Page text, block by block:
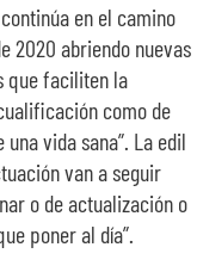
en el camino
2020 abriendo nuevas
que faciliten la
como de
vida sana”. La edil
van a seguir
o de actualización o
poner al día”.